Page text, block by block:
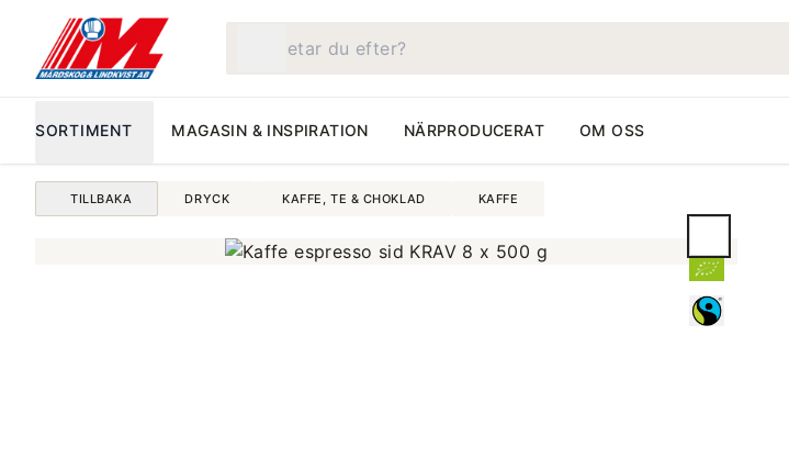
SORTIMENT MAGASIN & INSPIRATION NÄRPRODUCERAT OM OSS
TILLBAKA DRYCK KAFFE, TE & CHOKLAD KAFFE